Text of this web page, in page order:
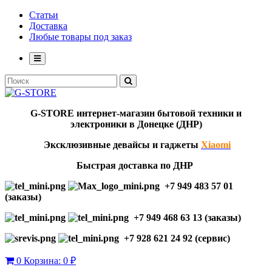
Статьи
Доставка
Любые товары под заказ
G-STORE интернет-магазин бытовой техники и
электроники в Донецке (ДНР)
Эксклюзивные девайсы и гаджеты Xiaomi
Быстрая доставка по ДНР
+7 949 483 57 01
(заказы)
+7 949 468 63 13 (заказы)
+7 928 621 24 92 (сервис)
0 Корзина: 0 ₽